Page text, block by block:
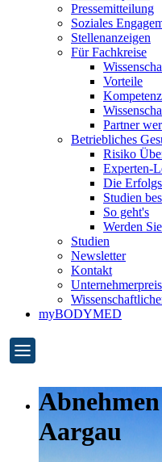
Pressemitteilung
Soziales
Stellenanzeigen
Für Fachkreise
Vorteile
Kompetenz
Partner
Betriebliches
Risiko
Experten-
Die
Studien
So geht's
Werden
Studien
Newsletter
Kontakt
myBODYMED
Aargau